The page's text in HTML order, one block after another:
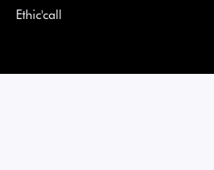
Ethic'call